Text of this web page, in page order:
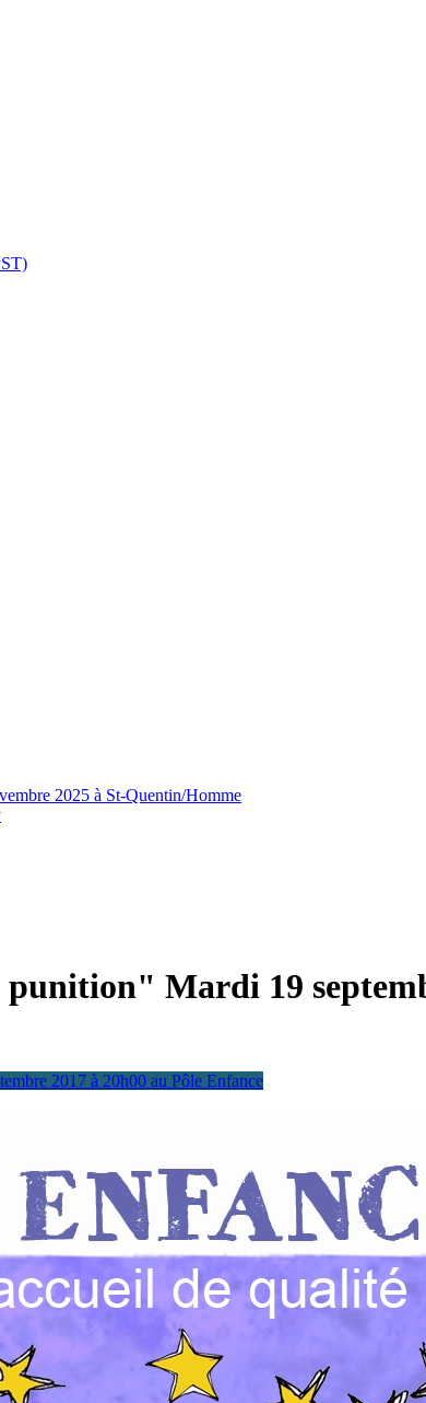
2025 à St-Quentin/Homme
Mardi 19
2017 à 20h00 au Pôle Enfance